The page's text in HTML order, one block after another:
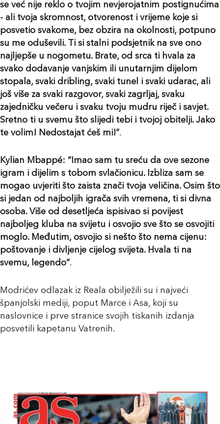
se već nije reklo o tvojim nevjerojatnim postignućima
- ali tvoja skromnost, otvorenost i vrijeme koje si
posvetio svakome, bez obzira na okolnosti, potpuno
su me oduševili. Ti si stalni podsjetnik na sve ono
najljepše u nogometu. Brate, od srca ti hvala za
svako dodavanje vanjskim ili unutarnjim dijelom
stopala, svaki dribling, svaki tunel i svaki udarac, ali
još više za svaki razgovor, svaki zagrljaj, svaku
zajedničku večeru i svaku tvoju mudru riječ i savjet.
Sretno ti u svemu što slijedi tebi i tvojoj obitelji. Jako
te volim! Nedostajat ćeš mi!”.
Kylian Mbappé: “Imao sam tu sreću da ove sezone
igram i dijelim s tobom svlačionicu. Izbliza sam se
mogao uvjeriti što zaista znači tvoja veličina. Osim što
si jedan od najboljih igrača svih vremena, ti si divna
osoba. Više od desetljeća ispisivao si povijest
najboljeg kluba na svijetu i osvojio sve što se osvojiti
moglo. Međutim, osvojio si nešto što nema cijenu:
poštovanje i divljenje cijelog svijeta. Hvala ti na
svemu, legendo”.
Modrićev odlazak iz Reala obilježili su i najveći
španjolski mediji, poput Marce i Asa, koji su
naslovnice i prve stranice svojih tiskanih izdanja
posvetili kapetanu Vatrenih.